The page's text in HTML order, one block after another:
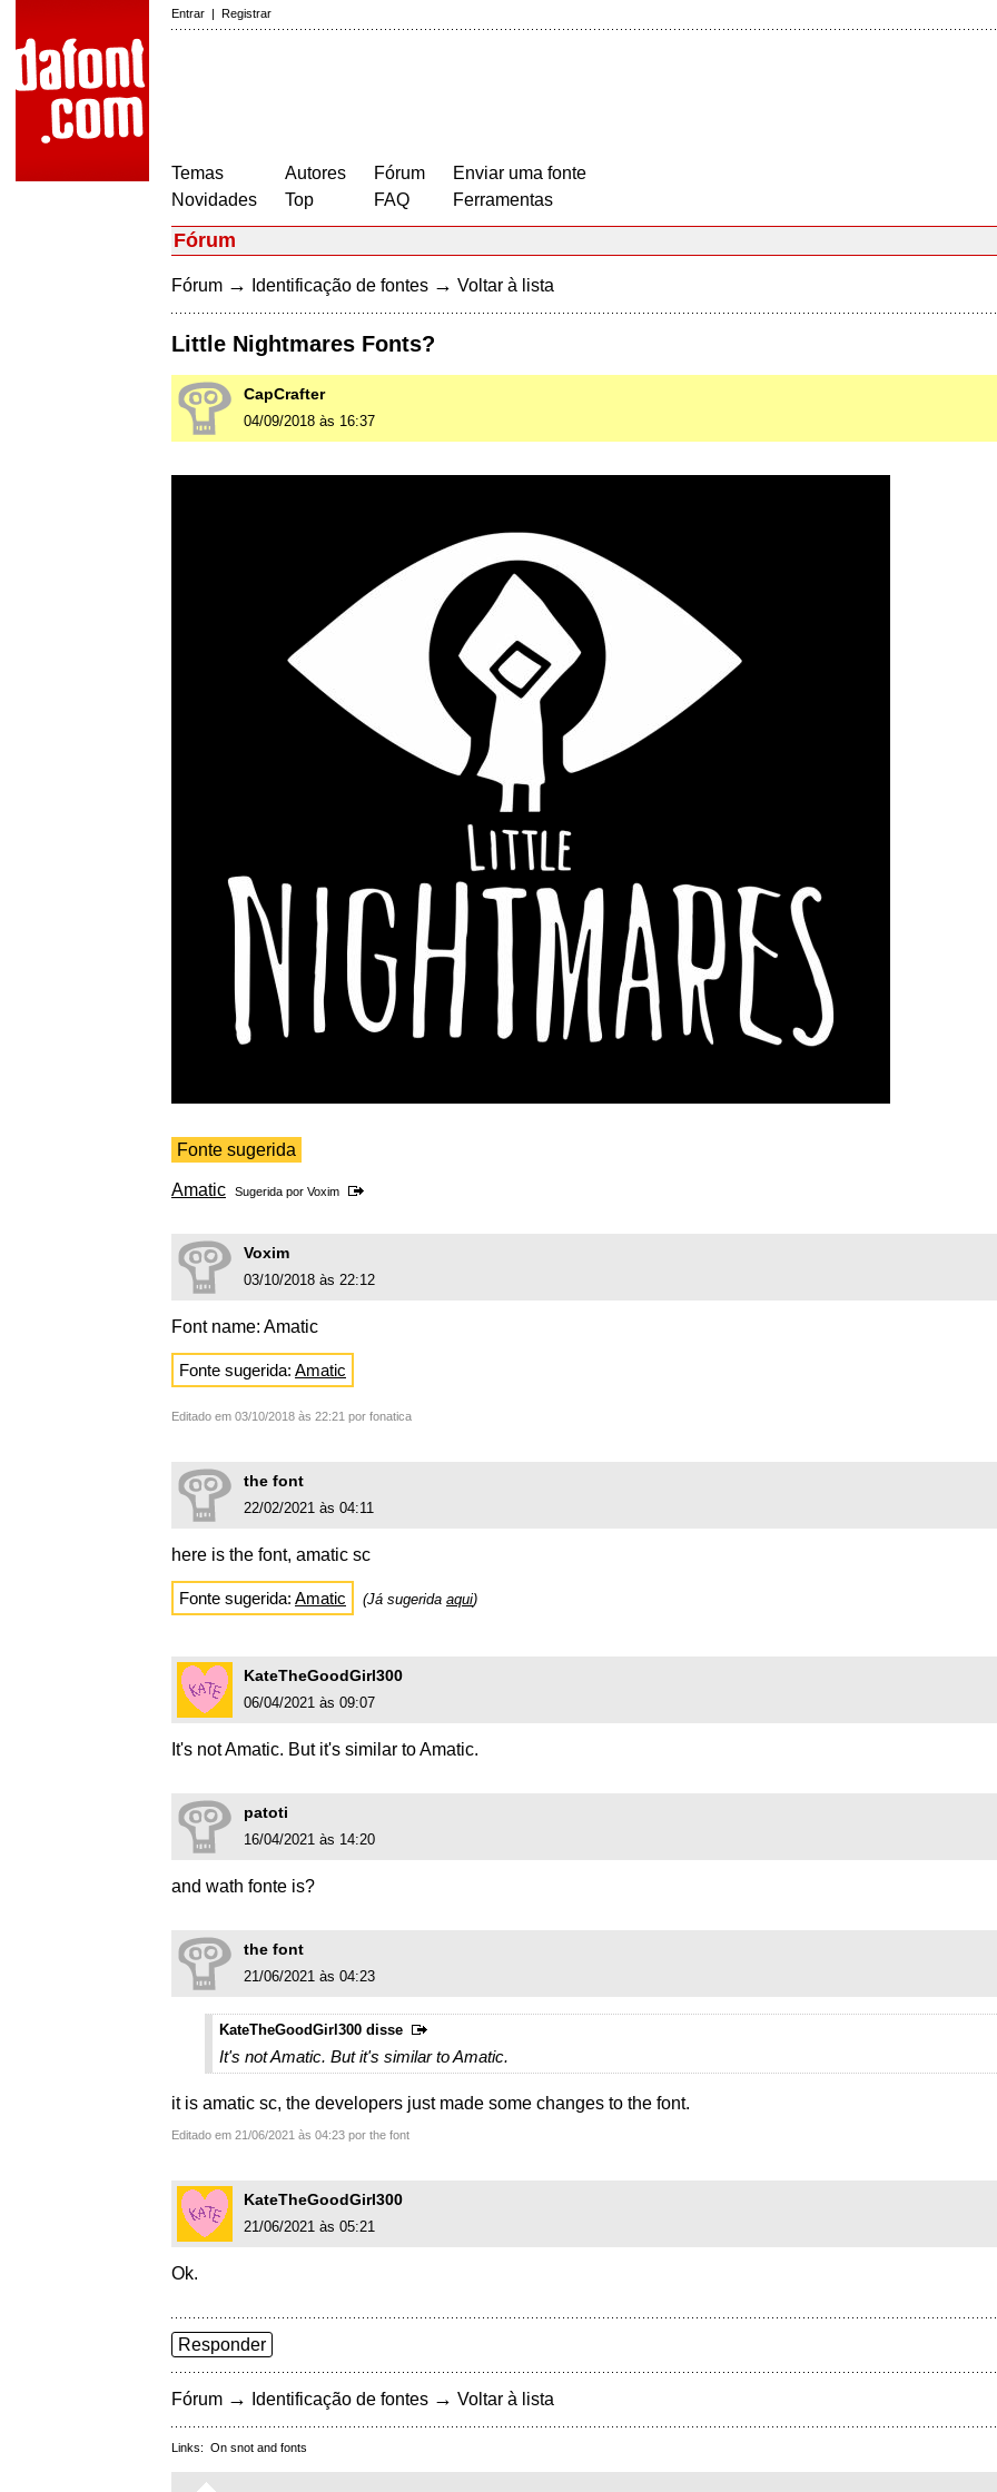
Entrar | Registrar
Temas
Novidades
Autores
Top
Fórum
FAQ
Enviar uma fonte
Ferramentas
Fórum
Fórum → Identificação de fontes → Voltar à lista
Little Nightmares Fonts?
CapCrafter
04/09/2018 às 16:37
Fonte sugerida
Amatic Sugerida por Voxim
Voxim
03/10/2018 às 22:12
Font name: Amatic
Fonte sugerida: Amatic
Editado em 03/10/2018 às 22:21 por fonatica
the font
22/02/2021 às 04:11
here is the font, amatic sc
Fonte sugerida: Amatic (Já sugerida aqui)
KateTheGoodGirl300
06/04/2021 às 09:07
It's not Amatic. But it's similar to Amatic.
patoti
16/04/2021 às 14:20
and wath fonte is?
the font
21/06/2021 às 04:23
KateTheGoodGirl300 disse
It's not Amatic. But it's similar to Amatic.
it is amatic sc, the developers just made some changes to the font.
Editado em 21/06/2021 às 04:23 por the font
KateTheGoodGirl300
21/06/2021 às 05:21
Ok.
Responder
Fórum → Identificação de fontes → Voltar à lista
Links: On snot and fonts